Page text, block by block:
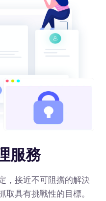
服務
，接近不可阻擋的解決
具有挑戰性的目標。